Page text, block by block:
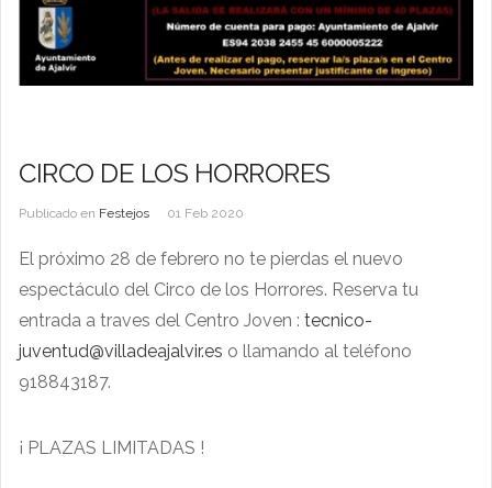
CIRCO DE LOS HORRORES
Publicado en Festejos 01 Feb 2020
El próximo 28 de febrero no te pierdas el nuevo
espectáculo del Circo de los Horrores. Reserva tu
entrada a traves del Centro Joven : tecnico-
juventud@villadeajalvir.es o llamando al teléfono
918843187.
¡ PLAZAS LIMITADAS !